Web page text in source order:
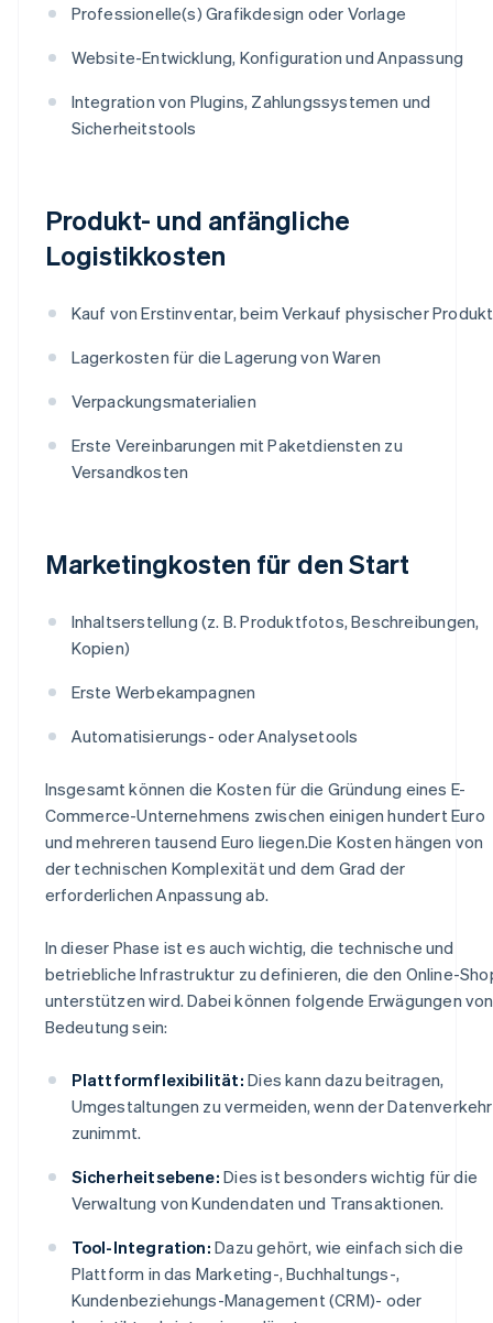
Professionelle(s) Grafikdesign oder Vorlage
Website-Entwicklung, Konfiguration und Anpassung
Integration von Plugins, Zahlungssystemen und
Sicherheitstools
Produkt- und anfängliche
Logistikkosten
Kauf von Erstinventar, beim Verkauf physischer
Lagerkosten für die Lagerung von Waren
Verpackungsmaterialien
Erste Vereinbarungen mit Paketdiensten zu
Versandkosten
Marketingkosten für den Start
Inhaltserstellung (z. B. Produktfotos, Beschreibungen,
Kopien)
Erste Werbekampagnen
Automatisierungs- oder Analysetools
Insgesamt können die Kosten für die Gründung eines E-
Commerce-Unternehmens zwischen einigen hundert Euro
und mehreren tausend Euro liegen.Die Kosten hängen von
der technischen Komplexität und dem Grad der
erforderlichen Anpassung ab.
In dieser Phase ist es auch wichtig, die technische und
betriebliche Infrastruktur zu definieren, die den Online-
unterstützen wird. Dabei können folgende Erwägungen von
Bedeutung sein:
Plattformflexibilität: Dies kann dazu beitragen,
Umgestaltungen zu vermeiden, wenn der Datenverkehr
zunimmt.
Sicherheitsebene: Dies ist besonders wichtig für die
Verwaltung von Kundendaten und Transaktionen.
Tool-Integration: Dazu gehört, wie einfach sich die
Plattform in das Marketing-, Buchhaltungs-,
Kundenbeziehungs-Management (CRM)- oder